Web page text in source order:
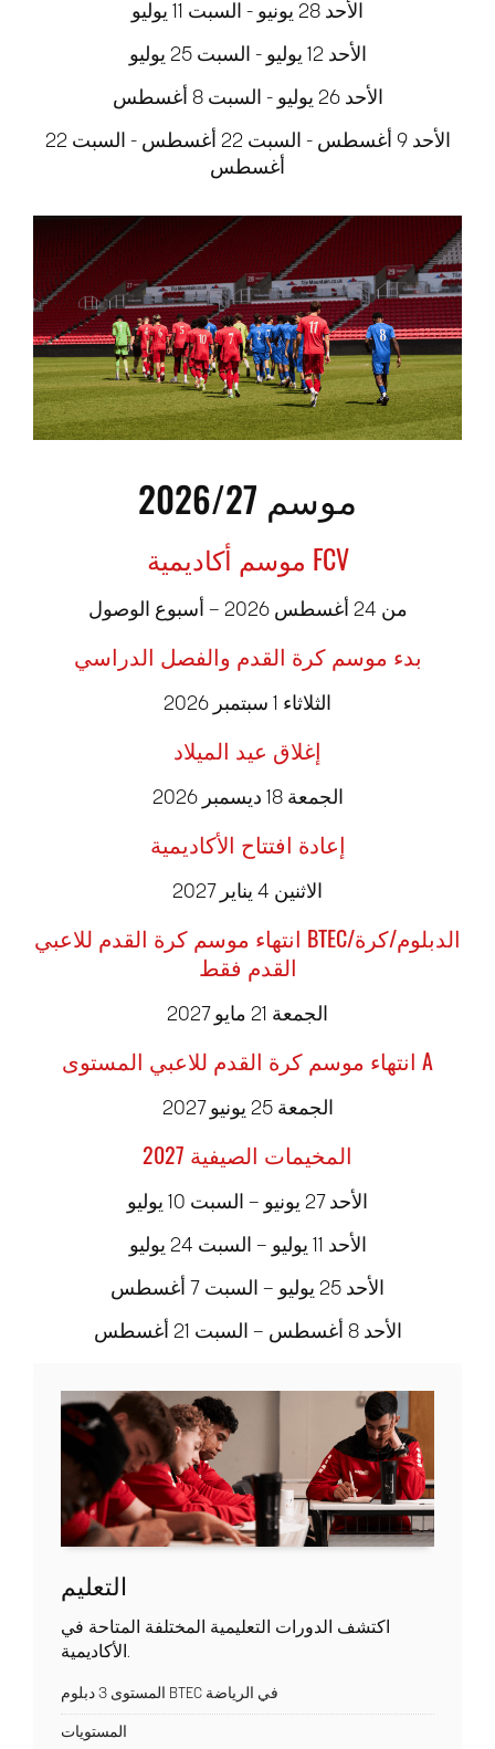
الأحد 28 يونيو - السبت 11 يوليو
الأحد 12 يوليو - السبت 25 يوليو
الأحد 26 يوليو - السبت 8 أغسطس
الأحد 9 أغسطس - السبت 22 أغسطس - السبت 22
أغسطس
موسم 2026/27
موسم أكاديمية FCV
من 24 أغسطس 2026 – أسبوع الوصول
بدء موسم كرة القدم والفصل الدراسي
الثلاثاء 1 سبتمبر 2026
إغلاق عيد الميلاد
الجمعة 18 ديسمبر 2026
إعادة افتتاح الأكاديمية
الاثنين 4 يناير 2027
انتهاء موسم كرة القدم للاعبي BTEC/الدبلوم/كرة
القدم فقط
الجمعة 21 مايو 2027
انتهاء موسم كرة القدم للاعبي المستوى A
الجمعة 25 يونيو 2027
المخيمات الصيفية 2027
الأحد 27 يونيو – السبت 10 يوليو
الأحد 11 يوليو – السبت 24 يوليو
الأحد 25 يوليو – السبت 7 أغسطس
الأحد 8 أغسطس – السبت 21 أغسطس
التعليم
اكتشف الدورات التعليمية المختلفة المتاحة في
الأكاديمية.
المستوى 3 دبلوم BTEC في الرياضة
المستويات